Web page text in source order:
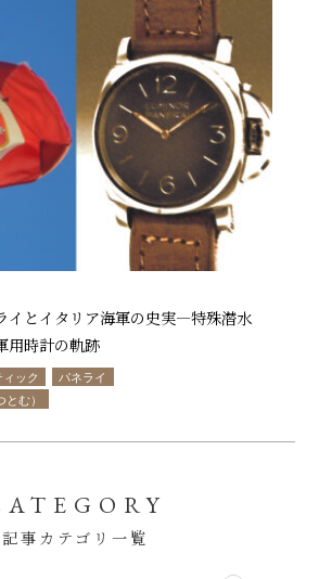
イとイタリア海軍の史実—特殊潜水
用時計の軌跡
ック
パネライ
む）
記事カテゴリ一覧